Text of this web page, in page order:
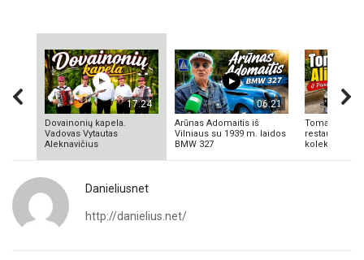
17:24
Dovainonių kapela.
Vadovas Vytautas
Aleknavičius
06:21
Arūnas Adomaitis iš
Vilniaus su 1939 m. laidos
BMW 327
Tomas
Danieliusnet
http://danielius.net/